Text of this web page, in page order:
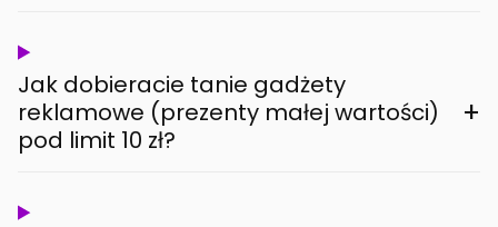
Jak dobieracie tanie gadżety
reklamowe (prezenty małej wartości)
pod limit 10 zł?
+